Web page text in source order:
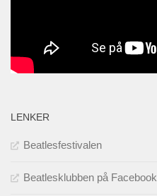
LENKER
Beatlesfestivalen
Beatlesklubben på Facebook